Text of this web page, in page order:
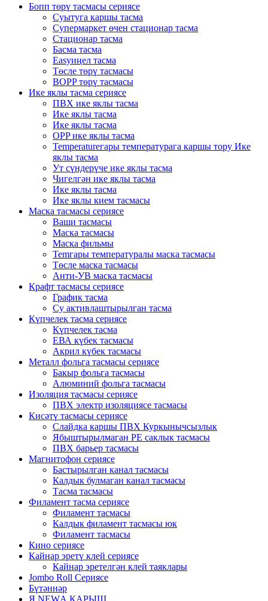
Бопп төрү тасмасы сериясе
Суытуга каршы тасма
Супермаркет өчен стационар тасма
Стационар тасма
Басма тасма
Easyиңел тасма
Төсле төрү тасмасы
BOPP төрү тасмасы
Ике яклы тасма сериясе
ПВХ ике яклы тасма
Ике яклы тасма
Ике яклы тасма
OPP ике яклы тасма
Temperatureгары температурага каршы тору Ике
яклы тасма
Ут сүндерүче ике яклы тасма
Чигелгән ике яклы тасма
Ике яклы тасма
Ике яклы кием тасмасы
Маска тасмасы сериясе
Ваши тасмасы
Маска тасмасы
Маска фильмы
Temгары температуралы маска тасмасы
Төсле маска тасмасы
Анти-УВ маска тасмасы
Крафт тасмасы сериясе
График тасма
Су активлаштырылган тасма
Күпчелек тасма сериясе
Күпчелек тасма
ЕВА күбек тасмасы
Акрил күбек тасмасы
Металл фольга тасмасы сериясе
Бакыр фольга тасмасы
Алюминий фольга тасмасы
Изоляция тасмасы сериясе
ПВХ электр изоляциясе тасмасы
Кисәтү тасмасы сериясе
Слайдка каршы ПВХ Куркынычсызлык
Ябыштырылмаган PE саклык тасмасы
ПВХ барьер тасмасы
Магнитофон сериясе
Бастырылган канал тасмасы
Калдык булмаган канал тасмасы
Тасма тасмасы
Филамент тасма сериясе
Филамент тасмасы
Калдык филамент тасмасы юк
Филамент тасмасы
Кино сериясе
Кайнар эретү клей сериясе
Кайнар эретелгән клей таяклары
Jombo Roll Сериясе
Бүтәннәр
Я NEWА КАРЫШ